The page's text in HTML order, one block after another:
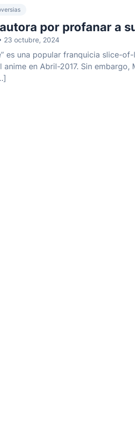
por profanar a
23 octubre, 2024
es una popular franquicia slice-
anime en Abril-2017. Sin embargo,